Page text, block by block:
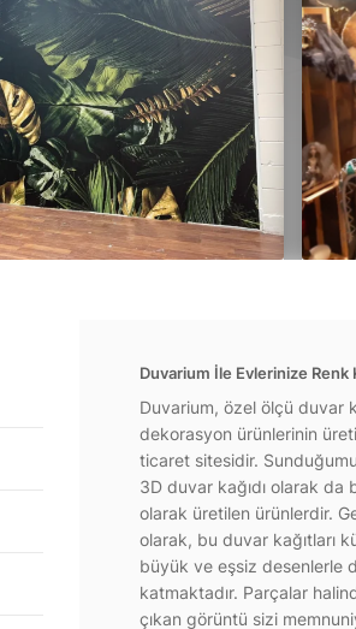
Duvarium İle Evlerinize Renk
Duvarium, özel ölçü duvar
dekorasyon ürünlerinin
ticaret sitesidir.
3D duvar kağıdı olarak da
olarak üretilen ürünlerdir.
olarak, bu duvar kağıtları
büyük ve eşsiz desenlerle
katmaktadır. Parçalar
çıkan görüntü sizi